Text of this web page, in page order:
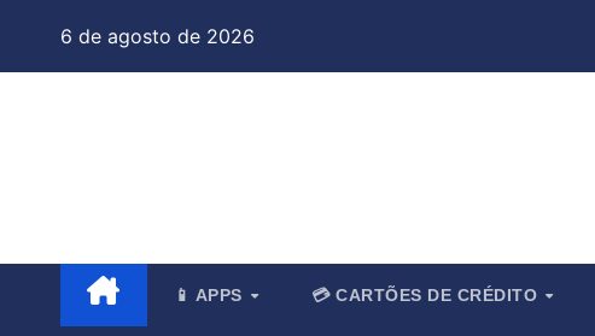
6 de agosto de 2026
📱 APPS 💳 CARTÕES DE CRÉDITO